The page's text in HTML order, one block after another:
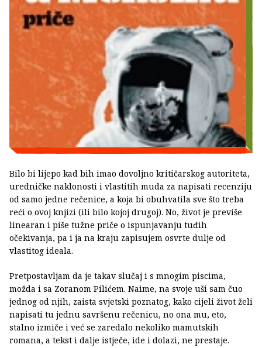
Bilo bi lijepo kad bih imao dovoljno kritičarskog autoriteta,
uredničke naklonosti i vlastitih muda za napisati recenziju
od samo jedne rečenice, a koja bi obuhvatila sve što treba
reći o ovoj knjizi (ili bilo kojoj drugoj). No, život je previše
linearan i piše tužne priče o ispunjavanju tuđih
očekivanja, pa i ja na kraju zapisujem osvrte dulje od
vlastitog ideala.
Pretpostavljam da je takav slučaj i s mnogim piscima,
možda i sa Zoranom Pilićem. Naime, na svoje uši sam čuo
jednog od njih, zaista svjetski poznatog, kako cijeli život želi
napisati tu jednu savršenu rečenicu, no ona mu, eto,
stalno izmiče i već se zaredalo nekoliko mamutskih
romana, a tekst i dalje istječe, ide i dolazi, ne prestaje.